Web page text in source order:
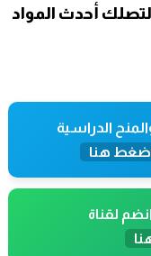
لتصلك أحدث المواد
الدراسية
هنا
لقناة